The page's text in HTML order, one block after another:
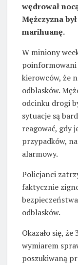
wędrował
Mężczyzna
marihuanę.
W miniony
kierowców, że
odblasków.
odcinku drogi
sytuacje są
reagować, gdy
przypadków,
alarmowy.
Policjanci
faktycznie
odblasków.
Okazało się,
wymiarem
poszukiwaną